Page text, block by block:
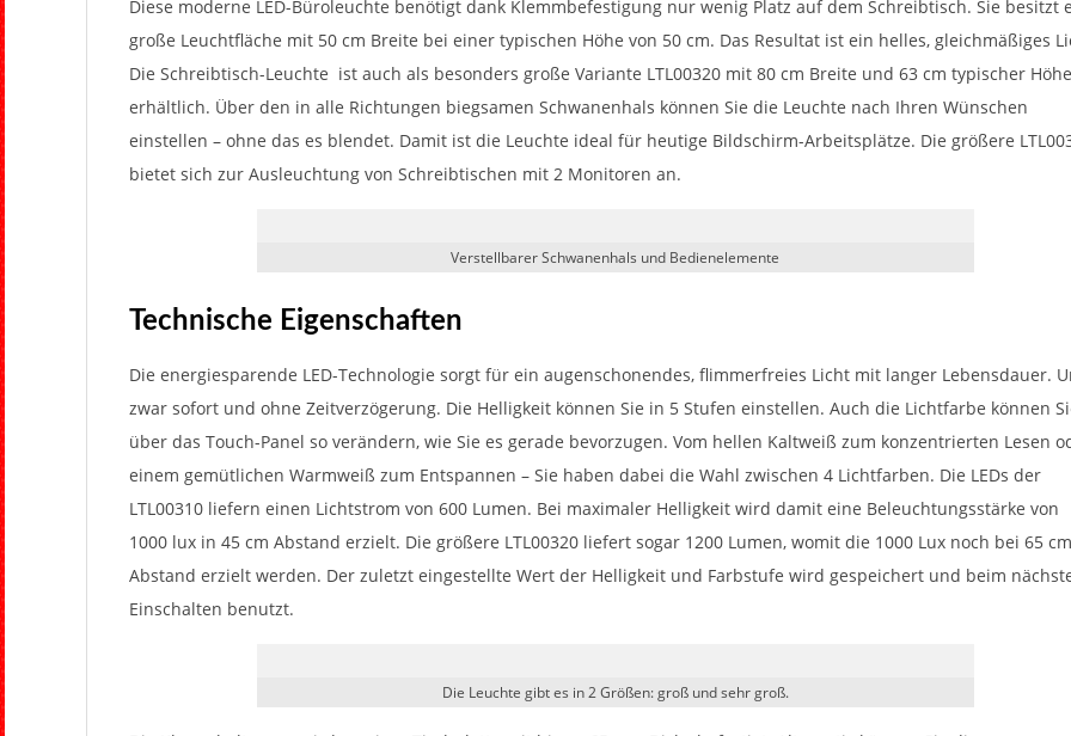
HDiese moderne LED-Büroleuchte benötigt dank Klemmbefestigung nur wenig Platz auf dem Schreibtisch. Sie besitzt
große Leuchtfläche mit 50 cm Breite bei einer typischen Höhe von 50 cm. Das Resultat ist ein helles, gleichmäßiges
Die Schreibtisch-Leuchte ist auch als besonders große Variante LTL00320 mit 80 cm Breite und 63 cm typischer Höhe
erhältlich. Über den in alle Richtungen biegsamen Schwanenhals können Sie die Leuchte nach Ihren Wünschen
einstellen – ohne das es blendet. Damit ist die Leuchte ideal für heutige Bildschirm-Arbeitsplätze. Die größere
bietet sich zur Ausleuchtung von Schreibtischen mit 2 Monitoren an.
Verstellbarer Schwanenhals und Bedienelemente
Technische Eigenschaften
Die energiesparende LED-Technologie sorgt für ein augenschonendes, flimmerfreies Licht mit langer Lebensdauer.
zwar sofort und ohne Zeitverzögerung. Die Helligkeit können Sie in 5 Stufen einstellen. Auch die Lichtfarbe können
über das Touch-Panel so verändern, wie Sie es gerade bevorzugen. Vom hellen Kaltweiß zum konzentrierten Lesen
einem gemütlichen Warmweiß zum Entspannen – Sie haben dabei die Wahl zwischen 4 Lichtfarben. Die LEDs der
LTL00310 liefern einen Lichtstrom von 600 Lumen. Bei maximaler Helligkeit wird damit eine Beleuchtungsstärke von
1000 lux in 45 cm Abstand erzielt. Die größere LTL00320 liefert sogar 1200 Lumen, womit die 1000 Lux noch bei 65 cm
Abstand erzielt werden. Der zuletzt eingestellte Wert der Helligkeit und Farbstufe wird gespeichert und beim
Einschalten benutzt.
Die Leuchte gibt es in 2 Größen: groß und sehr groß.